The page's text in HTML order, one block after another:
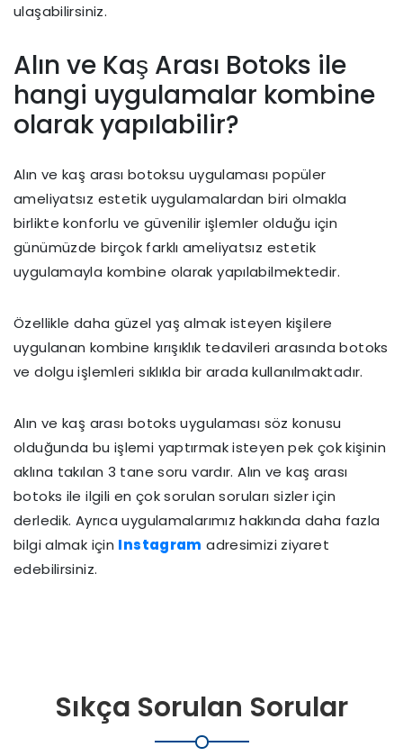
ulaşabilirsiniz.
Alın ve Kaş Arası Botoks ile
hangi uygulamalar kombine
olarak yapılabilir?
Alın ve kaş arası botoksu uygulaması popüler
ameliyatsız estetik uygulamalardan biri olmakla
birlikte konforlu ve güvenilir işlemler olduğu için
günümüzde birçok farklı ameliyatsız estetik
uygulamayla kombine olarak yapılabilmektedir.
Özellikle daha güzel yaş almak isteyen kişilere
uygulanan kombine kırışıklık tedavileri arasında botoks
ve dolgu işlemleri sıklıkla bir arada kullanılmaktadır.
Alın ve kaş arası botoks uygulaması söz konusu
olduğunda bu işlemi yaptırmak isteyen pek çok kişinin
aklına takılan 3 tane soru vardır. Alın ve kaş arası
botoks ile ilgili en çok sorulan soruları sizler için
derledik. Ayrıca uygulamalarımız hakkında daha fazla
bilgi almak için Instagram adresimizi ziyaret
edebilirsiniz.
Sıkça Sorulan Sorular